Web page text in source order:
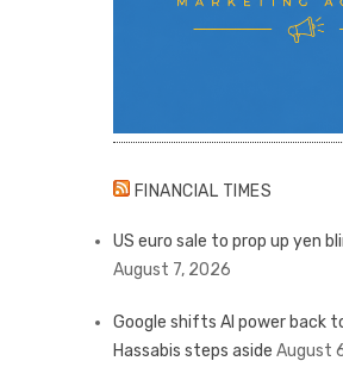
FINANCIAL TIMES
US euro sale to prop up yen
August 7, 2026
Google shifts AI power back
Hassabis steps aside August